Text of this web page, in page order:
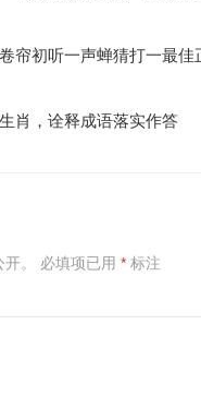
帘初听一声蝉猜打一最佳
肖，诠释成语落实作答
。 必填项已用 *标注